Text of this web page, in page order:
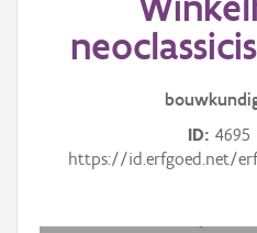
Aanduidingsobject
ID 4695
https://id.erfgoed.net/